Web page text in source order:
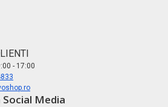
- 17:00
Media